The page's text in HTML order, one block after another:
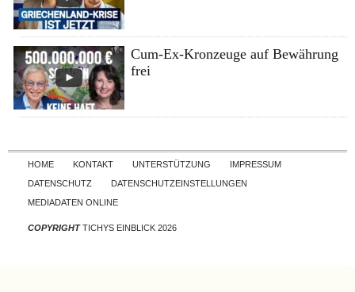
Cum-Ex-Kronzeuge auf Bewährung
frei
Skip to content
HOME KONTAKT UNTERSTÜTZUNG
IMPRESSUM
DATENSCHUTZ
DATENSCHUTZEINSTELLUNGEN
MEDIADATEN ONLINE
COPYRIGHTTICHYS EINBLICK 2026